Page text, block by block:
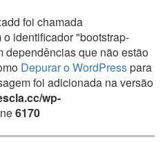
foi chamada
o identificador "bootstrap-
dependências que não estão
Depurar o WordPresspara
foi adicionada na versão
wp-
6170